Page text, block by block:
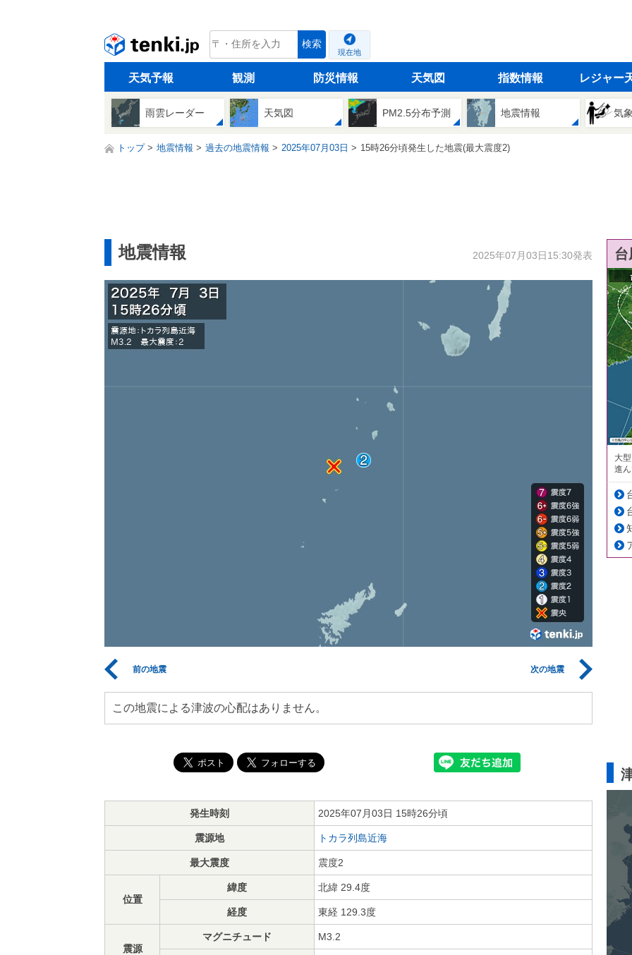
tenki.jp 検索
現在地
天気予報 観測 防災情報 天気図 指数情報 レジャー
雨雲レーダー 天気図 PM2.5分布予測 地震情報 気
トップ 地震情報 過去の地震情報 2025年07月03日 15時26分頃発生した地震(最大震度2)
地震情報 2025年07月03日15:30発表
前の地震 次の地震
この地震による津波の心配はありません。
発生時刻 2025年07月03日 15時26分頃
震源地 トカラ列島近海
最大震度 震度2
位置
緯度 北緯 29.4度
経度 東経 129.3度
震源
マグニチュード M3.2
大
進